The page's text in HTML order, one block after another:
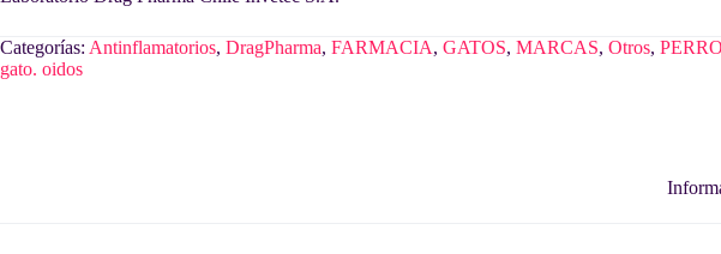
Categorías: Antinflamatorios, DragPharma, FARMACIA, GATOS, MARCAS, Otros,
gato. oidos